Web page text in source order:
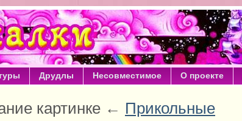
Друдлы Несовместимое О проекте
картинке ← Прикольные